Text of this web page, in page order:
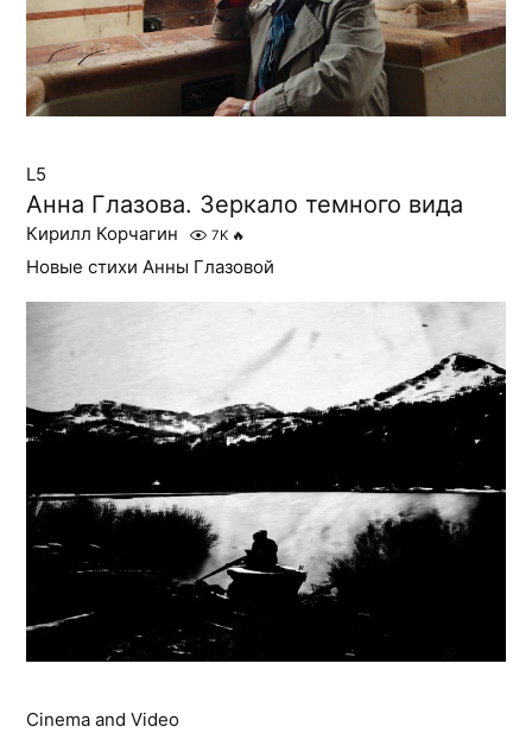
L5
Анна Глазова. Зеркало темного вида
Кирилл Корчагин 7K 🔥
Новые стихи Анны Глазовой
Cinema and Video